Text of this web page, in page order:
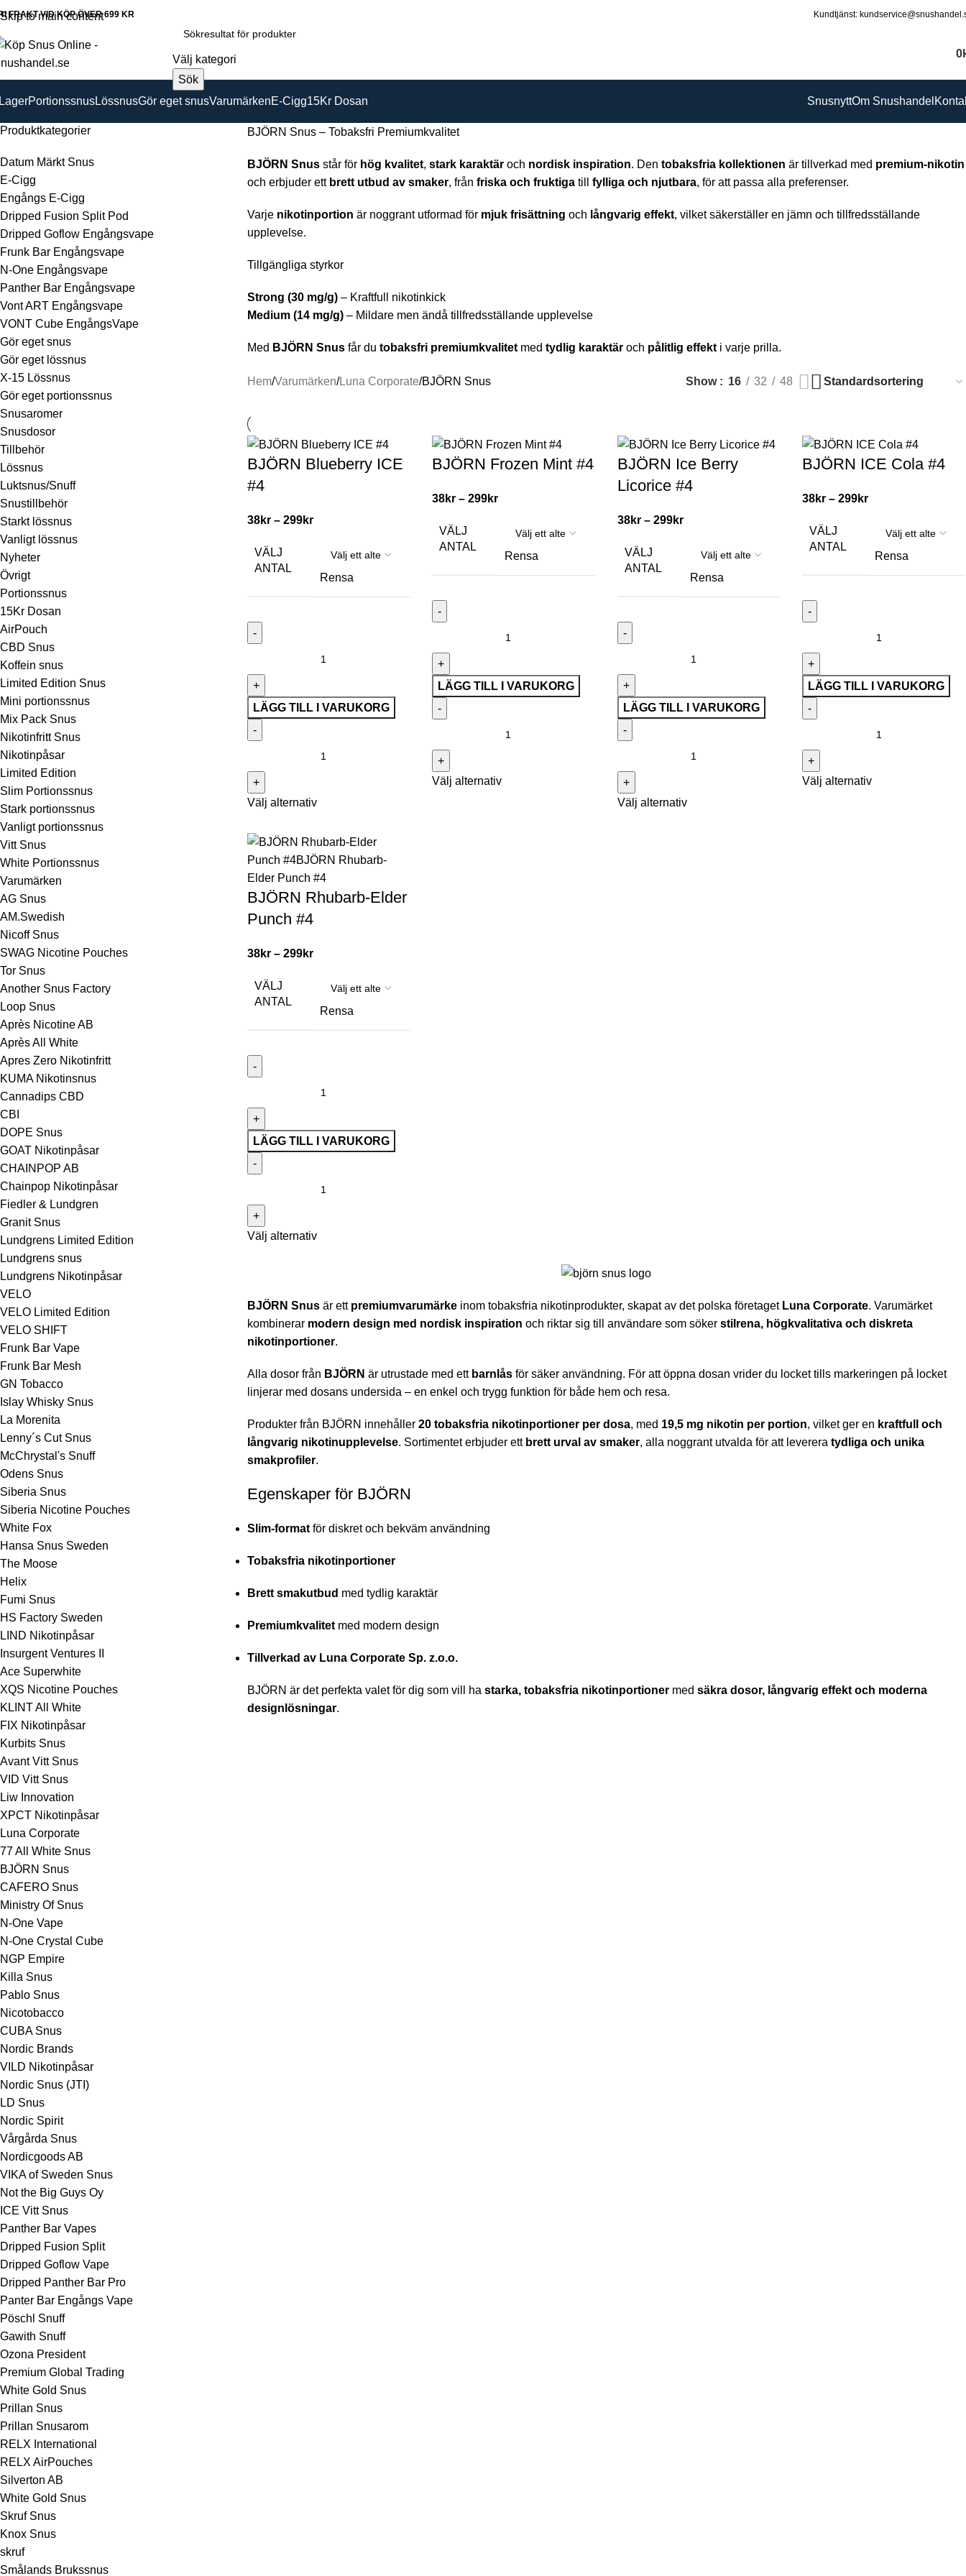
Skip to main content
FRAKT VID KÖP ÖVER 699 KR Kundtjänst:
Välj kategori
Sök
0
PortionssnusLössnusGör eget snusVarumärkenE-Cigg15Kr Dosan SnusnyttOm Snushandel
Produktkategorier
Datum Märkt Snus
E-Cigg
Engångs E-Cigg
Dripped Fusion Split Pod
Dripped Goflow Engångsvape
Frunk Bar Engångsvape
N-One Engångsvape
Panther Bar Engångsvape
Vont ART Engångsvape
VONT Cube EngångsVape
Gör eget snus
Gör eget lössnus
X-15 Lössnus
Gör eget portionssnus
Snusaromer
Snusdosor
Tillbehör
Lössnus
Luktsnus/Snuff
Snustillbehör
Starkt lössnus
Vanligt lössnus
Nyheter
Övrigt
Portionssnus
15Kr Dosan
AirPouch
CBD Snus
Koffein snus
Limited Edition Snus
Mini portionssnus
Mix Pack Snus
Nikotinfritt Snus
Nikotinpåsar
Limited Edition
Slim Portionssnus
Stark portionssnus
Vanligt portionssnus
Vitt Snus
White Portionssnus
Varumärken
AG Snus
AM.Swedish
Nicoff Snus
SWAG Nicotine Pouches
Tor Snus
Another Snus Factory
Loop Snus
Après Nicotine AB
Après All White
Apres Zero Nikotinfritt
KUMA Nikotinsnus
Cannadips CBD
CBI
DOPE Snus
GOAT Nikotinpåsar
CHAINPOP AB
Chainpop Nikotinpåsar
Fiedler & Lundgren
Granit Snus
Lundgrens Limited Edition
Lundgrens snus
Lundgrens Nikotinpåsar
VELO
VELO Limited Edition
VELO SHIFT
Frunk Bar Vape
Frunk Bar Mesh
GN Tobacco
Islay Whisky Snus
La Morenita
Lenny´s Cut Snus
McChrystal's Snuff
Odens Snus
Siberia Snus
Siberia Nicotine Pouches
White Fox
Hansa Snus Sweden
The Moose
Helix
Fumi Snus
HS Factory Sweden
LIND Nikotinpåsar
Insurgent Ventures II
Ace Superwhite
XQS Nicotine Pouches
KLINT All White
FIX Nikotinpåsar
Kurbits Snus
Avant Vitt Snus
VID Vitt Snus
Liw Innovation
XPCT Nikotinpåsar
Luna Corporate
77 All White Snus
BJÖRN Snus
CAFERO Snus
Ministry Of Snus
N-One Vape
N-One Crystal Cube
NGP Empire
Killa Snus
Pablo Snus
Nicotobacco
CUBA Snus
Nordic Brands
VILD Nikotinpåsar
Nordic Snus (JTI)
LD Snus
Nordic Spirit
Vårgårda Snus
Nordicgoods AB
VIKA of Sweden Snus
Not the Big Guys Oy
ICE Vitt Snus
Panther Bar Vapes
Dripped Fusion Split
Dripped Goflow Vape
Dripped Panther Bar Pro
Panter Bar Engångs Vape
Pöschl Snuff
Gawith Snuff
Ozona President
Premium Global Trading
White Gold Snus
Prillan Snus
Prillan Snusarom
RELX International
RELX AirPouches
Silverton AB
White Gold Snus
Skruf Snus
Knox Snus
skruf
Smålands Brukssnus
BJÖRN Snus – Tobaksfri Premiumkvalitet
BJÖRN Snusstår för hög kvalitet, stark karaktäroch nordisk inspiration. Den tobaksfria kollektionen är tillverkad med premium-nikotin
och erbjuder ett brett utbud av smaker, från friska och fruktigatill fylliga och njutbara, för att passa alla preferenser.
Varje nikotinportion är noggrant utformad för mjuk frisättning och långvarig effekt, vilket säkerställer en jämn och tillfredsställande
upplevelse.
Tillgängliga styrkor
Strong (30 mg/g)– Kraftfull nikotinkick
Medium (14 mg/g)– Mildare men ändå tillfredsställande upplevelse
Med BJÖRN Snusfår du tobaksfri premiumkvalitetmed tydlig karaktäroch pålitlig effekti varje prilla.
Hem Varumärken Luna Corporate BJÖRN Snus Show 16 32 48
BJÖRN Blueberry ICE
#4
38kr – 299kr
VÄLJ
ANTAL
Rensa
LÄGG TILL I VARUKORG
Välj alternativ
BJÖRN Frozen Mint #4
38kr – 299kr
VÄLJ
ANTAL
Rensa
LÄGG TILL I VARUKORG
Välj alternativ
BJÖRN Ice Berry
Licorice #4
38kr – 299kr
VÄLJ
ANTAL
Rensa
LÄGG TILL I VARUKORG
Välj alternativ
BJÖRN ICE Cola #4
38kr – 299kr
VÄLJ
ANTAL
Rensa
LÄGG TILL I VARUKORG
Välj alternativ
BJÖRN Rhubarb-Elder
Punch #4
38kr – 299kr
VÄLJ
ANTAL
Rensa
LÄGG TILL I VARUKORG
Välj alternativ
BJÖRN Snusär ett premiumvarumärkeinom tobaksfria nikotinprodukter, skapat av det polska företaget Luna Corporate. Varumärket
kombinerar modern design med nordisk inspiration och riktar sig till användare som söker stilrena, högkvalitativa och diskreta
nikotinportioner.
Alla dosor från BJÖRN är utrustade med ett barnlåsför säker användning. För att öppna dosan vrider du locket tills markeringen på locket
linjerar med dosans undersida – en enkel och trygg funktion för både hem och resa.
Produkter från BJÖRN innehåller 20 tobaksfria nikotinportioner per dosa, med 19,5 mg nikotin per portion, vilket ger en kraftfull och
långvarig nikotinupplevelse. Sortimentet erbjuder ett brett urval av smaker, alla noggrant utvalda för att leverera tydliga och unika
smakprofiler.
Egenskaper för BJÖRN
Slim-formatför diskret och bekväm användning
Tobaksfria nikotinportioner
Brett smakutbud med tydlig karaktär
Premiumkvalitetmed modern design
Tillverkad av Luna Corporate Sp. z.o.o.
BJÖRN är det perfekta valet för dig som vill ha starka, tobaksfria nikotinportionermed säkra dosor, långvarig effekt och moderna
designlösningar.